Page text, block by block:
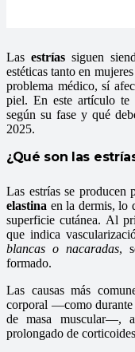
Las estríassiguen
estéticas tanto en
problema médico, sí
piel. En este artículo te
según su fase y qué
2025.
¿Qué son las
Las estrías se producen
elastina en la dermis, lo
superficie cutánea. Al
que indica
blancas o nacaradas,
formado.
Las causas más
corporal —como durante
de masa muscular—,
prolongado de